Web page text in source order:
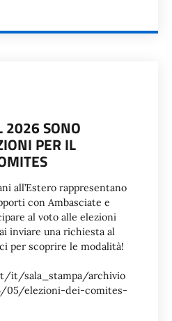
2026 SONO
PER IL
all’Estero rappresentano
con Ambasciate e
al voto alle elezioni
inviare una richiesta al
per scoprire le modalità!
it/sala_stampa/archivio
elezioni-dei-comites-